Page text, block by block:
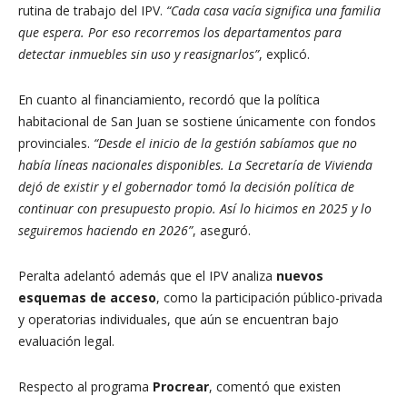
rutina de trabajo del IPV. “Cada casa vacía significa una familia
que espera. Por eso recorremos los departamentos para
detectar inmuebles sin uso y reasignarlos”, explicó.
En cuanto al financiamiento, recordó que la política
habitacional de San Juan se sostiene únicamente con fondos
provinciales. “Desde el inicio de la gestión sabíamos que no
había líneas nacionales disponibles. La Secretaría de Vivienda
dejó de existir y el gobernador tomó la decisión política de
continuar con presupuesto propio. Así lo hicimos en 2025 y lo
seguiremos haciendo en 2026”, aseguró.
Peralta adelantó además que el IPV analiza nuevos
esquemas de acceso, como la participación público-privada
y operatorias individuales, que aún se encuentran bajo
evaluación legal.
Respecto al programa Procrear, comentó que existen